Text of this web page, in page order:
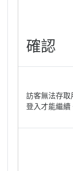
確認
訪客無法存
登入才能繼續